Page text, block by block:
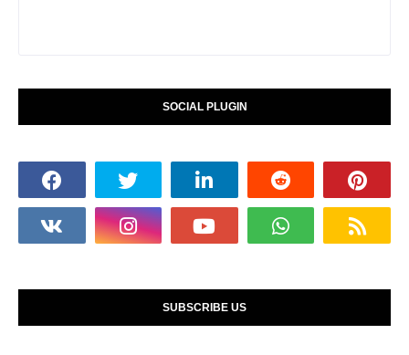
SOCIAL PLUGIN
SUBSCRIBE US